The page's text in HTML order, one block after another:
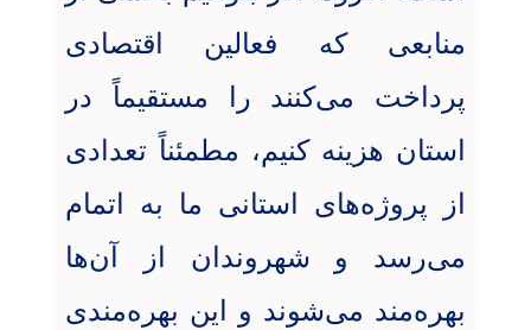
منابعی که فعالین اقتصادی
پرداخت می‌کنند را مستقیماً در
استان هزینه کنیم، مطمئناً تعدادی
از پروژه‌های استانی ما به اتمام
می‌رسد و شهروندان از آن‌ها
بهره‌مند می‌شوند و این بهره‌مندی